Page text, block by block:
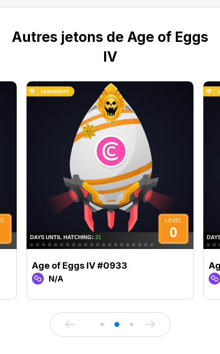
Autres jetons de Age of Eggs
IV
Age of Eggs IV #0933
N/A